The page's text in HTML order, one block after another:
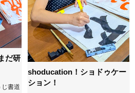
だ研
書道
shoducation！ショドゥケー
ション！